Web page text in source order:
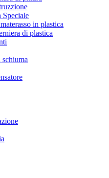
Speciale
in plastica
di plastica